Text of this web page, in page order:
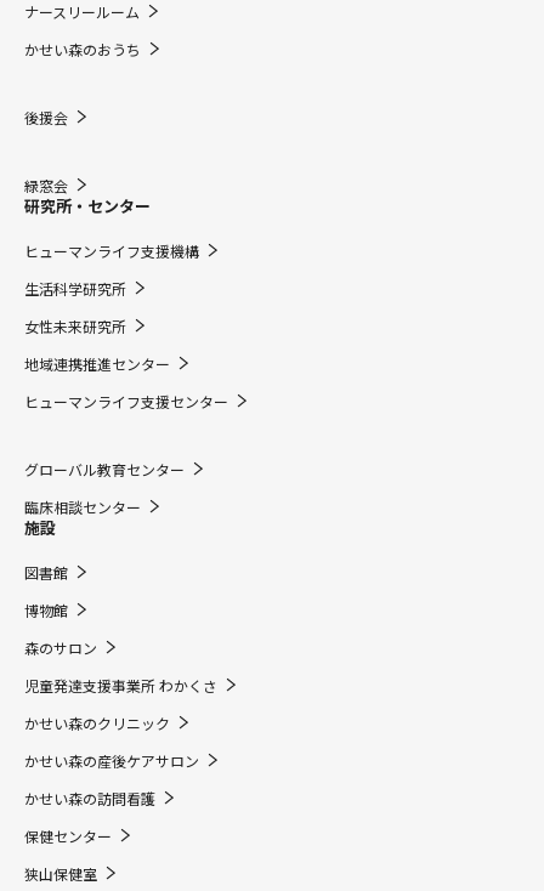
ナースリールーム
かせい森のおうち
後援会
緑窓会
研究所・センター
ヒューマンライフ支援機構
生活科学研究所
女性未来研究所
地域連携推進センター
ヒューマンライフ支援センター
グローバル教育センター
臨床相談センター
施設
図書館
博物館
森のサロン
児童発達支援事業所 わかくさ
かせい森のクリニック
かせい森の産後ケアサロン
かせい森の訪問看護
保健センター
狭山保健室